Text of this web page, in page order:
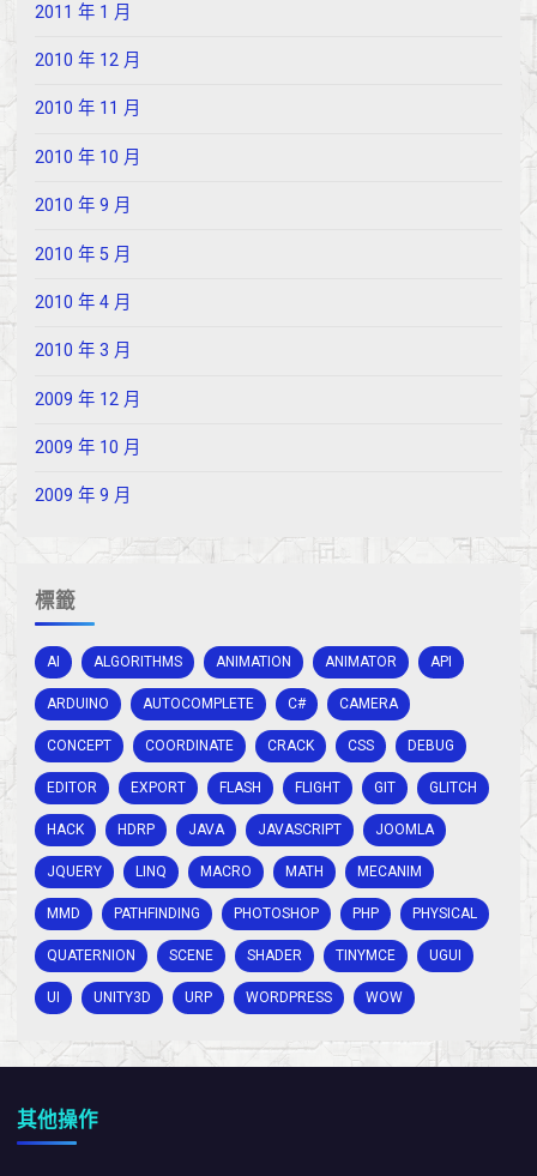
2011 年 1 月
2010 年 12 月
2010 年 11 月
2010 年 10 月
2010 年 9 月
2010 年 5 月
2010 年 4 月
2010 年 3 月
2009 年 12 月
2009 年 10 月
2009 年 9 月
標籤
AI ALGORITHMS ANIMATION ANIMATOR API
ARDUINO AUTOCOMPLETE C# CAMERA
CONCEPT COORDINATE CRACK CSS DEBUG
EDITOR EXPORT FLASH FLIGHT GIT GLITCH
HACK HDRP JAVA JAVASCRIPT JOOMLA
JQUERY LINQ MACRO MATH MECANIM
MMD PATHFINDING PHOTOSHOP PHP PHYSICAL
QUATERNION SCENE SHADER TINYMCE UGUI
UI UNITY3D URP WORDPRESS WOW
其他操作